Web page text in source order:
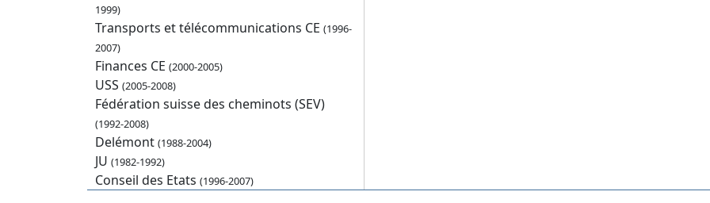
1999)
Transports et télécommunications CE (1996-
2007)
Finances CE (2000-2005)
USS (2005-2008)
Fédération suisse des cheminots (SEV)
(1992-2008)
Delémont (1988-2004)
JU (1982-1992)
Conseil des Etats (1996-2007)